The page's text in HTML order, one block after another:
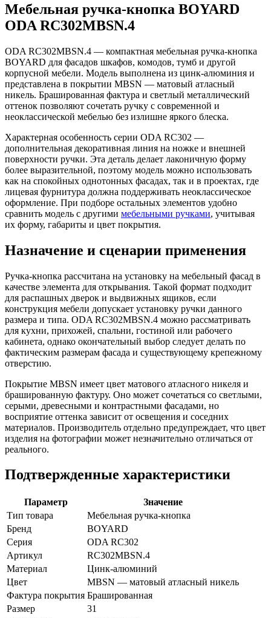
Мебельная ручка-кнопка BOYARD
ODA RC302MBSN.4
ODA RC302MBSN.4 — компактная мебельная ручка-кнопка
BOYARD для фасадов шкафов, комодов, тумб и другой
корпусной мебели. Модель выполнена из цинк-алюминия и
представлена в покрытии MBSN — матовый атласный
никель. Брашированная фактура и светлый металлический
оттенок позволяют сочетать ручку с современной и
неоклассической мебелью без излишне яркого блеска.
Характерная особенность серии ODA RC302 —
дополнительная декоративная линия на ножке и внешней
поверхности ручки. Эта деталь делает лаконичную форму
более выразительной, поэтому модель можно использовать
как на спокойных однотонных фасадах, так и в проектах, где
лицевая фурнитура должна поддерживать неоклассическое
оформление. При подборе остальных элементов удобно
сравнить модель с другими мебельными ручками, учитывая
их форму, габариты и цвет покрытия.
Назначение и сценарии применения
Ручка-кнопка рассчитана на установку на мебельный фасад в
качестве элемента для открывания. Такой формат подходит
для распашных дверок и выдвижных ящиков, если
конструкция мебели допускает установку ручки данного
размера и типа. ODA RC302MBSN.4 можно рассматривать
для кухни, прихожей, спальни, гостиной или рабочего
кабинета, однако окончательный выбор следует делать по
фактическим размерам фасада и существующему крепежному
отверстию.
Покрытие MBSN имеет цвет матового атласного никеля и
брашированную фактуру. Оно может сочетаться со светлыми,
серыми, древесными и контрастными фасадами, но
восприятие оттенка зависит от освещения и соседних
материалов. Производитель отдельно предупреждает, что цвет
изделия на фотографии может незначительно отличаться от
реального.
Подтвержденные характеристики
Параметр
Значение
Тип товара
Мебельная ручка-кнопка
Бренд
BOYARD
Серия
ODA RC302
Артикул
RC302MBSN.4
Материал
Цинк-алюминий
Цвет
MBSN — матовый атласный никель
Фактура покрытия Брашированная
Размер
31